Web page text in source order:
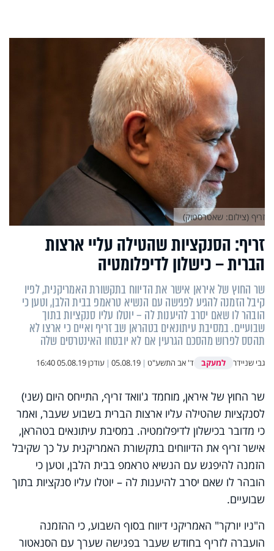
זריף: הסנקציות שהטילה עליי ארצות
הברית – כישלון לדיפלומטיה
שר החוץ של איראן אישר את הדיווח בתקשורת האמריקנית, לפיו
קיבל הזמנה להגיע לפגישה עם הנשיא טראמפ בבית הלבן, וטען כי
הובהר לו שאם יסרב להיענות לה – יוטלו עליו סנקציות בתוך
שבועיים. במסיבת עיתונאים בטהראן שב זריף ואיים כי ארצו לא
תהסס לפרוש מהסכם הגרעין אם לא יובטחו האינטרסים שלה
גבי שניידר למעקב ד' אב התשע"ט |
05.08.19
| עודכן05.08.19 16:40
זריף (צילום: שאטרסטוק)
שר החוץ של איראן, מוחמד ג'וואד זריף, התייחס היום (שני)
לסנקציות שהטילה עליו ארצות הברית בשבוע שעבר, ואמר
כי מדובר בכישלון לדיפלומטיה. במסיבת עיתונאים בטהראן,
אישר זריף את הדיווחים בתקשורת האמריקנית על כך שקיבל
הזמנה להיפגש עם הנשיא טראמפ בבית הלבן, וטען כי
הובהר לו שאם יסרב להיענות לה – יוטלו עליו סנקציות בתוך
שבועיים.
ה"ניו יורקר" האמריקני דיווח בסוף השבוע, כי ההזמנה
הועברה לזריף בחודש שעבר בפגישה שערך עם הסנאטור